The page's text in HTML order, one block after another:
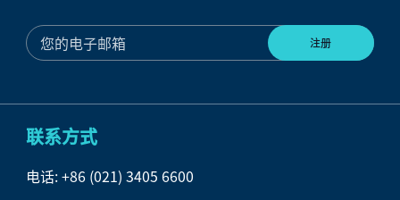
联系方式
电话:+86 (021) 3405 6600